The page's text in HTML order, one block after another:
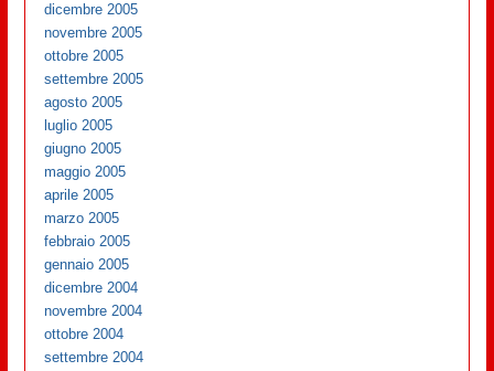
dicembre 2005
novembre 2005
ottobre 2005
settembre 2005
agosto 2005
luglio 2005
giugno 2005
maggio 2005
aprile 2005
marzo 2005
febbraio 2005
gennaio 2005
dicembre 2004
novembre 2004
ottobre 2004
settembre 2004